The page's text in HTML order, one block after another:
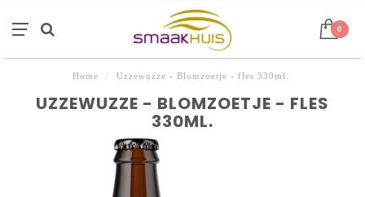
0
Home Uzzewuzze - Blomzoetje - fles 330ml.
UZZEWUZZE - BLOMZOETJE - FLES
330ML.